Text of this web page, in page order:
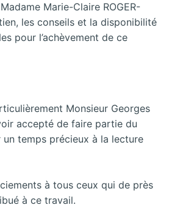
Marie-Claire ROGER-
les conseils et la disponibilité
pour l’achèvement de ce
Monsieur Georges
accepté de faire partie du
temps précieux à la lecture
à tous ceux qui de près
à ce travail.